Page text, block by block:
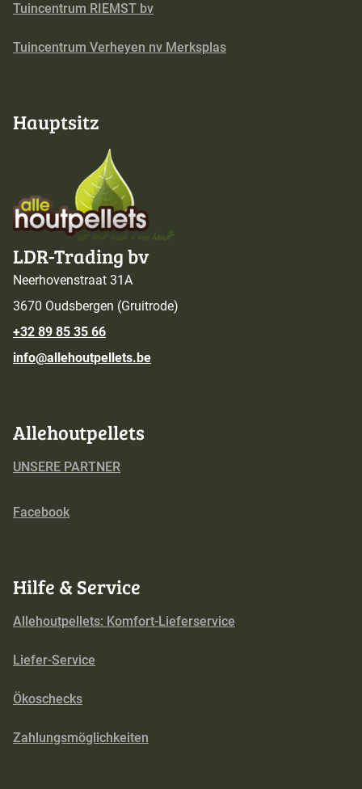
Tuincentrum RIEMST bv
Tuincentrum Verheyen nv Merksplas
Hauptsitz
LDR-Trading bv
Neerhovenstraat 31A
3670 Oudsbergen (Gruitrode)
+32 89 85 35 66
info@allehoutpellets.be
Allehoutpellets
UNSERE PARTNER
Facebook
Hilfe & Service
Allehoutpellets: Komfort-Lieferservice
Liefer-Service
Ökoschecks
Zahlungsmöglichkeiten